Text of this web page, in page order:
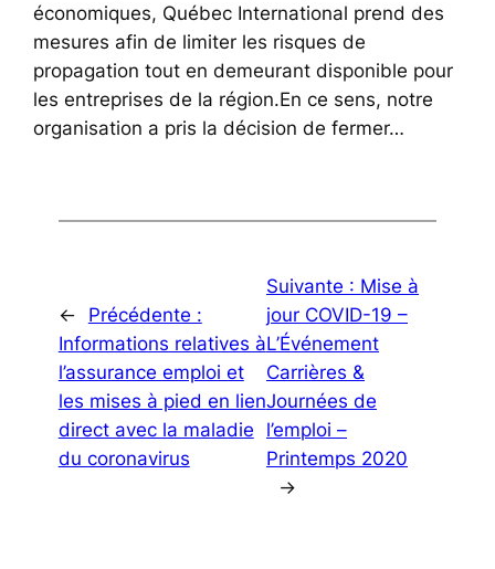
économiques, Québec International prend des
mesures afin de limiter les risques de
propagation tout en demeurant disponible pour
les entreprises de la région.En ce sens, notre
organisation a pris la décision de fermer…
←
Précédente :
Informations relatives à
l’assurance emploi et
les mises à pied en lien
direct avec la maladie
du coronavirus
Suivante : Mise à
jour COVID-19 –
L’Événement
Carrières &
Journées de
l’emploi –
Printemps 2020
→